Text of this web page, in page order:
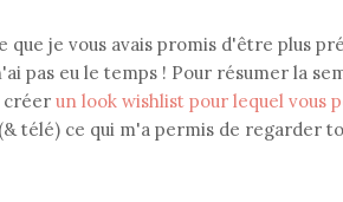
que je vous avais promis d'être plus
pas eu le temps ! Pour résumer la
créer un look wishlist pour lequel vous
télé) ce qui m'a permis de regarder